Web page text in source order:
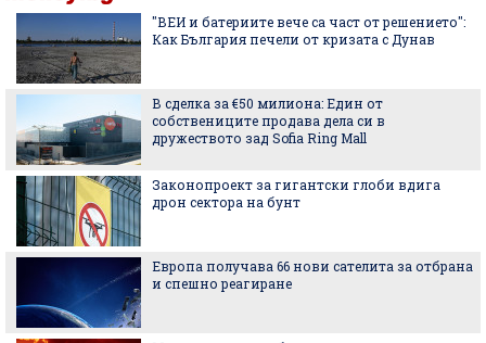
"ВЕИ и батериите вече са част от решението":
Как България печели от кризата с Дунав
В сделка за €50 милиона: Един от
собствениците продава дела си в
дружеството зад Sofia Ring Mall
Законопроект за гигантски глоби вдига
дрон сектора на бунт
Европа получава 66 нови сателита за отбрана
и спешно реагиране